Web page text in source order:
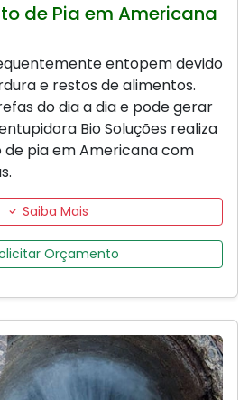
de Pia em Americana
entopem devido
e restos de alimentos.
do dia a dia e pode gerar
Bio Soluções realiza
pia em Americana com
Saiba Mais
Orçamento